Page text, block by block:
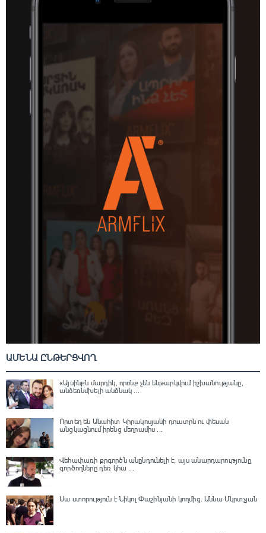
ԱՄԵՆԱ ԸՆԹԵՐՑՎՈՂ
«Այսինքն մարդիկ, որոնք չեն ենթարկվում իշխանությանը,
անձեռնմխելի անձնակ ...
Որտեղ են Անահիտ Կիրակոսյանի դուստրն ու փեսան
անցկացնում իրենց մեղրամիս ...
Վեհափառի քրգործն անընդունելի է, այս անարդարությունը
գործողները դեռ կհա ...
Սա ստորություն է Նիկոլ Փաշինյանի կողմից․ Աննա Մկրտչյան